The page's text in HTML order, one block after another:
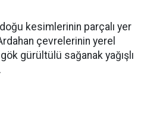
kesimlerinin parçalı yer
çevrelerinin yerel
gürültülü sağanak yağışlı